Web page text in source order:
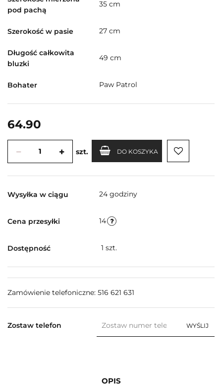
pod pachą
35 cm
Szerokość w pasie 27 cm
Długość całkowita
bluzki
49 cm
Bohater Paw Patrol
64.90
szt. DO KOSZYKA
Wysyłka w ciągu 24 godziny
Cena przesyłki 14
Dostępność 1 szt.
Zamówienie telefoniczne: 516 621 631
Zostaw telefon WYŚLIJ
OPIS